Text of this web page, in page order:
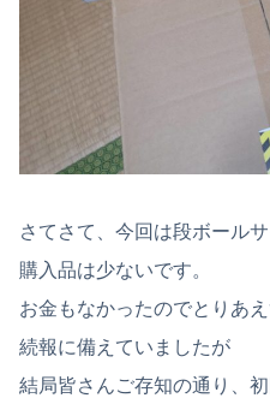
さてさて、今回は段ボール
購入品は少ないです。
お金もなかったのでとりあ
続報に備えていましたが
結局皆さんご存知の通り、